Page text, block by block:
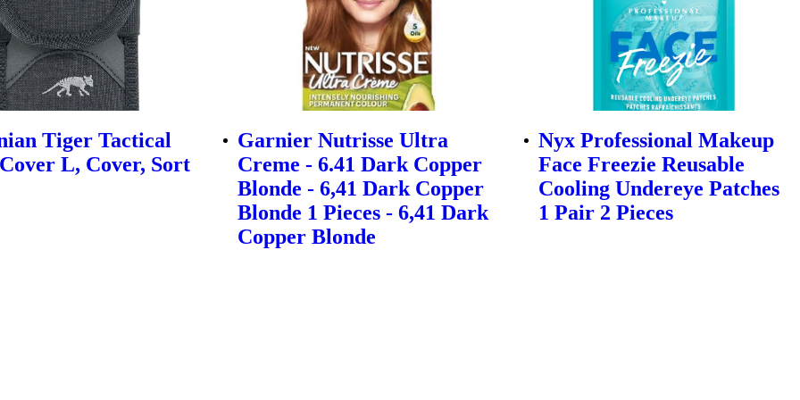
Tiger Tactical
L, Cover, Sort
Garnier Nutrisse Ultra
Creme - 6.41 Dark Copper
Blonde - 6,41 Dark Copper
Blonde 1 Pieces - 6,41 Dark
Copper Blonde
Nyx Professional Makeup
Face Freezie Reusable
Cooling Undereye Patches
1 Pair 2 Pieces